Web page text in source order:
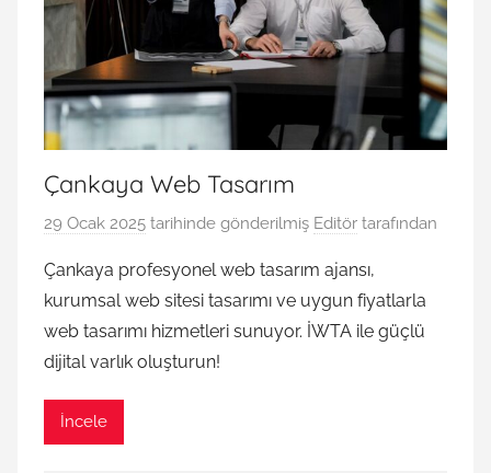
Çankaya Web Tasarım
29 Ocak 2025 tarihinde gönderilmiş Editör tarafından
Çankaya profesyonel web tasarım ajansı,
kurumsal web sitesi tasarımı ve uygun fiyatlarla
web tasarımı hizmetleri sunuyor. İWTA ile güçlü
dijital varlık oluşturun!
İncele